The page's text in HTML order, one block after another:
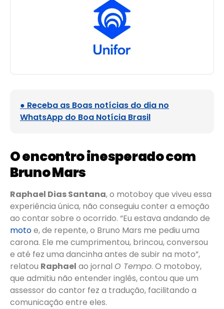
● Receba as Boas notícias do dia no
WhatsApp do Boa Notícia Brasil
O encontro inesperado com
Bruno Mars
Raphael Dias Santana, o motoboy que viveu essa
experiência única, não conseguiu conter a emoção
ao contar sobre o ocorrido. “Eu estava andando de
motoe, de repente, o Bruno Mars me pediu uma
carona. Ele me cumprimentou, brincou, conversou
e até fez uma dancinha antes de subir na moto”,
relatou Raphael ao jornal O Tempo. O motoboy,
que admitiu não entender inglês, contou que um
assessor do cantor fez a tradução, facilitando a
comunicação entre eles.